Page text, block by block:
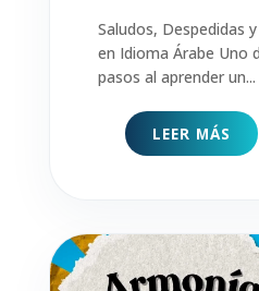
Saludos, Despedidas
en Idioma Árabe Uno
pasos al aprender un...
LEER MÁS